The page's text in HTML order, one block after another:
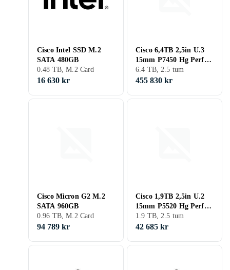
Cisco Intel SSD M.2
SATA 480GB
0.48 TB, M.2 Card
16 630 kr
Cisco 6,4TB 2,5in U.3
15mm P7450 Hg Perf
Hg En
6.4 TB, 2.5 tum
455 830 kr
Cisco Micron G2 M.2
SATA 960GB
0.96 TB, M.2 Card
94 789 kr
Cisco 1,9TB 2,5in U.2
15mm P5520 Hg Perf
Med E
1.9 TB, 2.5 tum
42 685 kr